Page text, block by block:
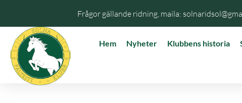
Frågor gällande ridning, maila:
Hem Nyheter Klubbens historia